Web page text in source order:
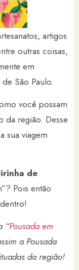
artigos
outras coisas,
em
São Paulo.
você possam
da região. Desse
sua viagem
de
Pois então
“Pousada em
a Pousada
da região!